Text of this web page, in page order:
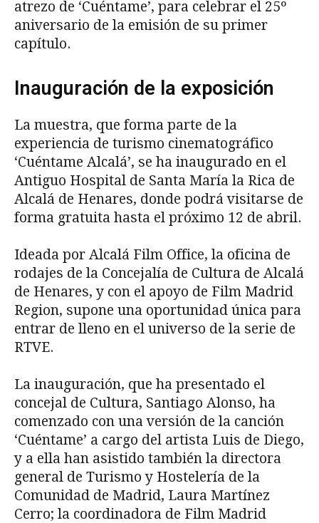
atrezo de ‘Cuéntame’, para celebrar el 25º
aniversario de la emisión de su primer
capítulo.
Inauguración de la exposición
La muestra, que forma parte de la
experiencia de turismo cinematográfico
‘Cuéntame Alcalá’, se ha inaugurado en el
Antiguo Hospital de Santa María la Rica de
Alcalá de Henares, donde podrá visitarse de
forma gratuita hasta el próximo 12 de abril.
Ideada por Alcalá Film Office, la oficina de
rodajes de la Concejalía de Cultura de Alcalá
de Henares, y con el apoyo de Film Madrid
Region, supone una oportunidad única para
entrar de lleno en el universo de la serie de
RTVE.
La inauguración, que ha presentado el
concejal de Cultura, Santiago Alonso, ha
comenzado con una versión de la canción
‘Cuéntame’ a cargo del artista Luis de Diego,
y a ella han asistido también la directora
general de Turismo y Hostelería de la
Comunidad de Madrid, Laura Martínez
Cerro; la coordinadora de Film Madrid